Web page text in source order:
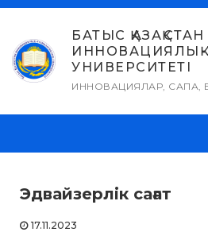
Skip
content
БАТЫС ҚАЗАҚСТАН
УНИВЕРСИТЕТІ
ИННОВАЦИЯЛАР, САПА,
Эдвайзерлік сағат
17.11.2023